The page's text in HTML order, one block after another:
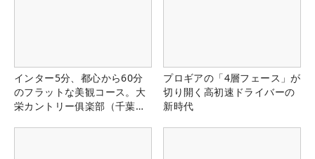
インター5分、都心から60分
のフラットな美観コース。大
栄カントリー俱楽部（千葉
プロギアの「4層フェース」が
切り開く高初速ドライバーの
新時代